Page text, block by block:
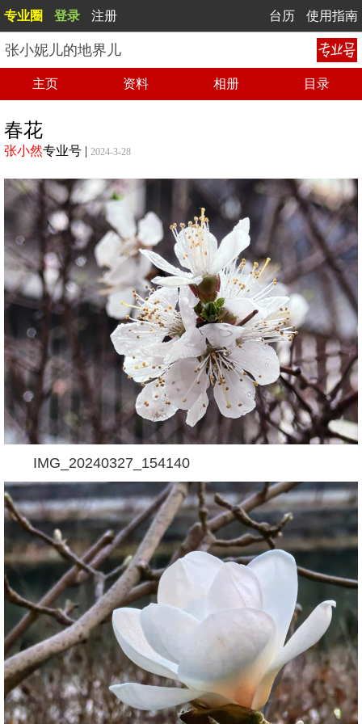
专业圈 登录 注册 台历 使用指南
张小妮儿的地界儿
主页 资料 相册 目录
春花
张小然专业号 | 2024-3-28
IMG_20240327_154140